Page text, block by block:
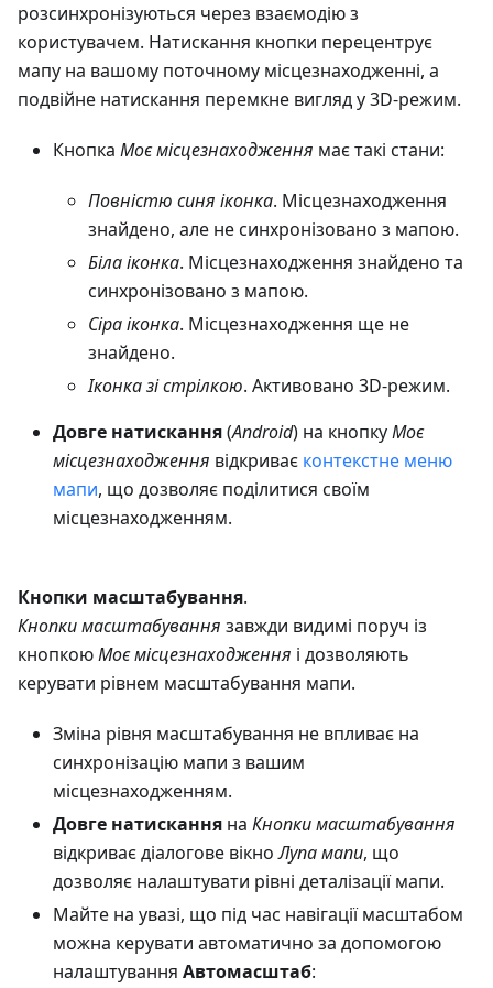
розсинхронізуються через взаємодію з
користувачем. Натискання кнопки перецентрує
мапу на вашому поточному місцезнаходженні, а
подвійне натискання перемкне вигляд у 3D-режим.
Кнопка Моє місцезнаходження має такі стани:
Повністю синя іконка. Місцезнаходження
знайдено, але не синхронізовано з мапою.
Біла іконка. Місцезнаходження знайдено та
синхронізовано з мапою.
Сіра іконка. Місцезнаходження ще не
знайдено.
Іконка зі стрілкою. Активовано 3D-режим.
Довге натискання(Android) на кнопкуМоє
місцезнаходження відкриває контекстне меню
мапи, що дозволяє поділитися своїм
місцезнаходженням.
Кнопки масштабування.
Кнопки масштабування завжди видимі поруч із
кнопкоюМоє місцезнаходження і дозволяють
керувати рівнем масштабування мапи.
Зміна рівня масштабування не впливає на
синхронізацію мапи з вашим
місцезнаходженням.
Довге натискання на Кнопки масштабування
відкриває діалогове вікноЛупа мапи, що
дозволяє налаштувати рівні деталізації мапи.
Майте на увазі, що під час навігації масштабом
можна керувати автоматично за допомогою
налаштування Автомасштаб: